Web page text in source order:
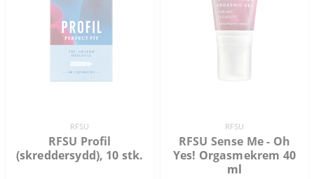
RFSU
RFSU Profil
(skreddersydd), 10 stk.
RFSU
RFSU Sense Me - Oh
Yes! Orgasmekrem 40
ml